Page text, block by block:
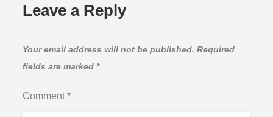
Leave a Reply
Your email address will not be published. Required
fields are marked *
Comment*